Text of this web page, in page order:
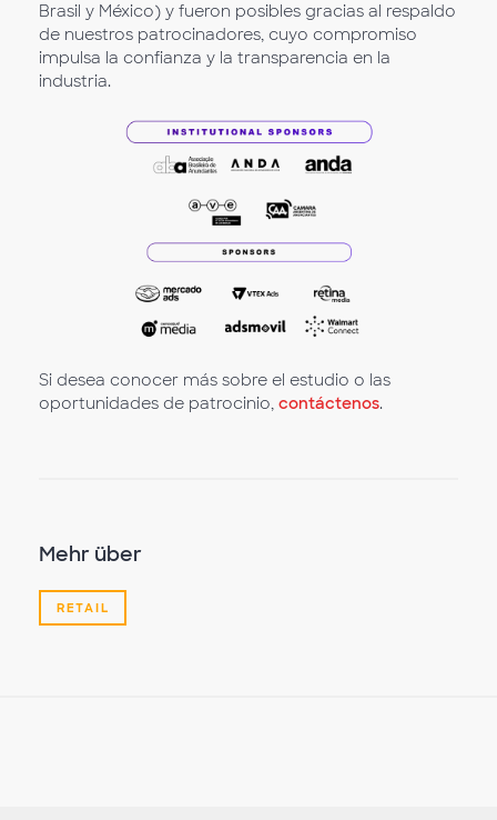
Brasil y México) y fueron posibles gracias al respaldo
de nuestros patrocinadores, cuyo compromiso
impulsa la confianza y la transparencia en la
industria.
Si desea conocer más sobre el estudio o las
oportunidades de patrocinio, contáctenos.
Mehr über
RETAIL